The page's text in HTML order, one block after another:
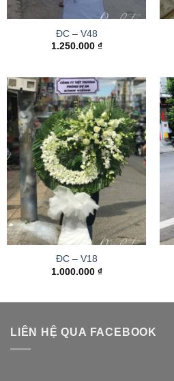
ĐC – V48
1.250.000 ₫
ĐC – V18
1.000.000 ₫
LIÊN HỆ QUA FACEBOOK